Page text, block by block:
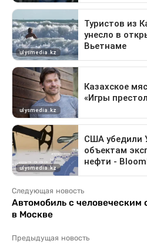
Следующая новость
Автомобиль с человеческим
в Москве
Предыдущая новость